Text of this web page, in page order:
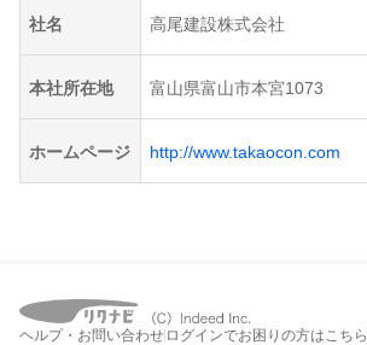
社名 高尾建設株式会社
本社所在地 富山県富山市本宮1073
ホームページ http://www.takaocon.com
ヘルプ・お問い合わせ ログインでお困りの方はこちら